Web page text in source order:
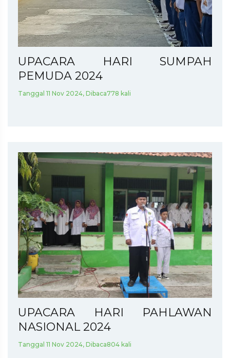
UPACARA HARI SUMPAH
PEMUDA 2024
Tanggal 11 Nov 2024, Dibaca778 kali
UPACARA HARI PAHLAWAN
NASIONAL 2024
Tanggal 11 Nov 2024, Dibaca804 kali